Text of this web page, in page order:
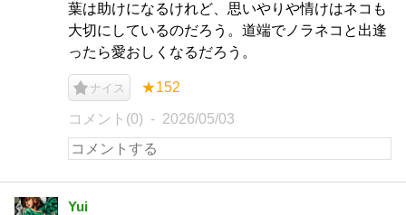
葉は助けになるけれど、思いやりや情けはネコも
大切にしているのだろう。道端でノラネコと出逢
ったら愛おしくなるだろう。
ナイス ★152
コメント(0) 2026/05/03
Yui